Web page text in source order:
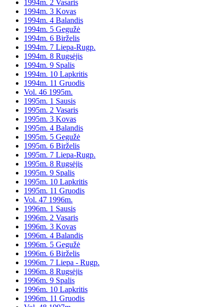
1994m. 2 Vasaris
1994m. 3 Kovas
1994m. 4 Balandis
1994m. 5 Gegužė
1994m. 6 Birželis
1994m. 7 Liepa-Rugp.
1994m. 8 Rugsėjis
1994m. 9 Spalis
1994m. 10 Lapkritis
1994m. 11 Gruodis
Vol. 46 1995m.
1995m. 1 Sausis
1995m. 2 Vasaris
1995m. 3 Kovas
1995m. 4 Balandis
1995m. 5 Gegužė
1995m. 6 Birželis
1995m. 7 Liepa-Rugp.
1995m. 8 Rugsėjis
1995m. 9 Spalis
1995m. 10 Lapkritis
1995m. 11 Gruodis
Vol. 47 1996m.
1996m. 1 Sausis
1996m. 2 Vasaris
1996m. 3 Kovas
1996m. 4 Balandis
1996m. 5 Gegužė
1996m. 6 Birželis
1996m. 7 Liepa - Rugp.
1996m. 8 Rugsėjis
1996m. 9 Spalis
1996m. 10 Lapkritis
1996m. 11 Gruodis